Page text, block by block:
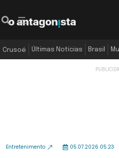
Crusoé Últimas Notícias Brasil
Entretenimento 05.07.2026 05:23